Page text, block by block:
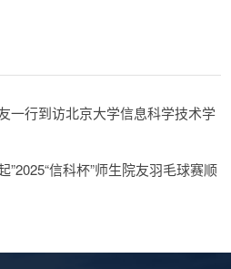
一行到访北京大学信息科学技术学
”2025“信科杯”师生院友羽毛球赛顺